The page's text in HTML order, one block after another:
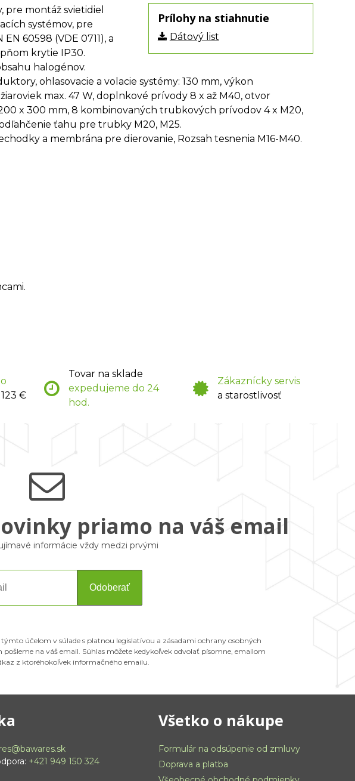
Prílohy na stiahnutie
Dátový list
pre montáž svietidiel
systémov, pre
60598 (VDE 0711), a
krytie IP30.
halogénov.
ohlasovacie a volacie systémy: 130 mm, výkon
max. 47 W, doplnkové prívody 8 x až M40, otvor
x 300 mm, 8 kombinovaných trubkových prívodov 4 x M20,
ťahu pre trubky M20, M25.
a membrána pre dierovanie, Rozsah tesnenia M16-M40.
€
Tovar na sklade
expedujeme do 24
hod.
Zákaznícky servis
a starostlivosť
priamo na váš email
informácie vždy medzi prvými
Odoberať
účelom v súlade s platnou legislatívou a zásadami ochrany osobných
na váš email. Súhlas môžete kedykoľvek odvolať písomne, emailom
z ktoréhokoľvek informačného emailu.
+421 949 150 324
Všetko o nákupe
Formulár na odsúpenie od zmluvy
Doprava a platba